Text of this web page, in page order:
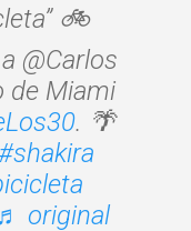
🚲
@Carlos
de Miami
. 🌴
original